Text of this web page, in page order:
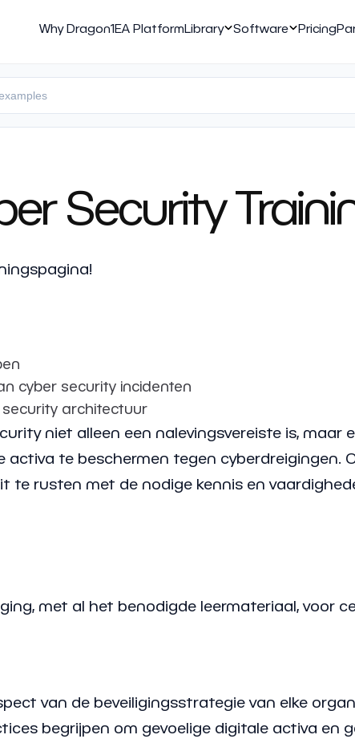
Why Dragon1EA PlatformLibrary Software Pricing
Security
cyber security incidenten
architectuur
niet alleen een nalevingsvereiste is,
te beschermen tegen cyberdreigingen.
te rusten met de nodige kennis en
met al het benodigde leermateriaal, voor
van de beveiligingsstrategie van elke
begrijpen om gevoelige digitale activa en